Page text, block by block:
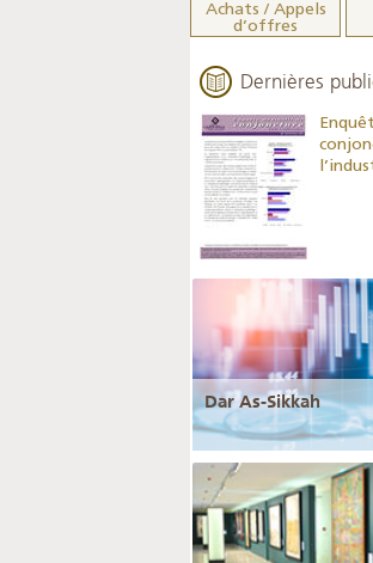
Achats / Appels
d’offres
Dernières
Dar As-Sikkah